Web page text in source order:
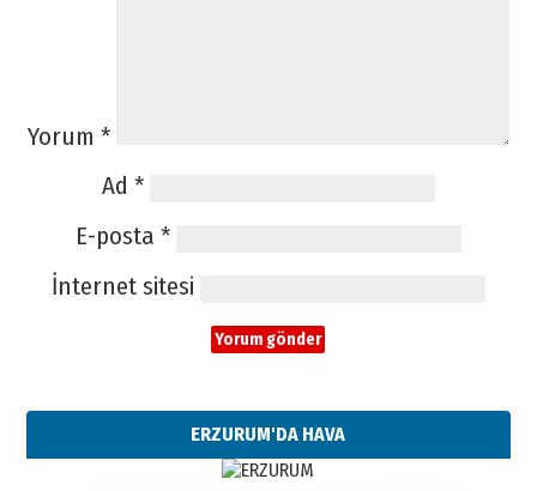
Yorum *
Ad *
E-posta *
İnternet sitesi
ERZURUM'DA HAVA